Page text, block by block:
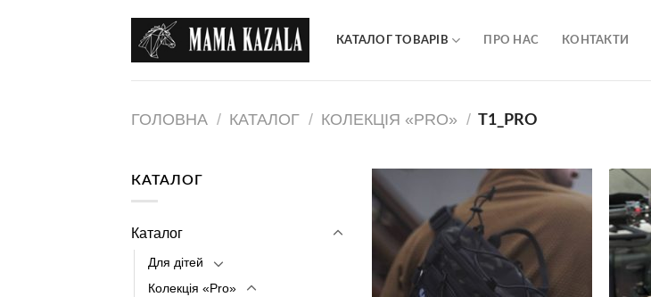
КАТАЛОГ ТОВАРІВ ПРО НАС КОНТАКТИ
ГОЛОВНА / КАТАЛОГ / КОЛЕКЦІЯ «PRO» / T1_PRO
КАТАЛОГ
Каталог
Для дітей
Колекція «Pro»
избранное